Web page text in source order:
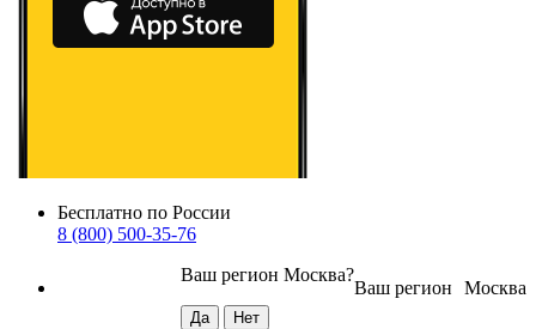
Бесплатно по России
8 (800) 500-35-76
Москва
Ваш регион
Ваш регион Москва?